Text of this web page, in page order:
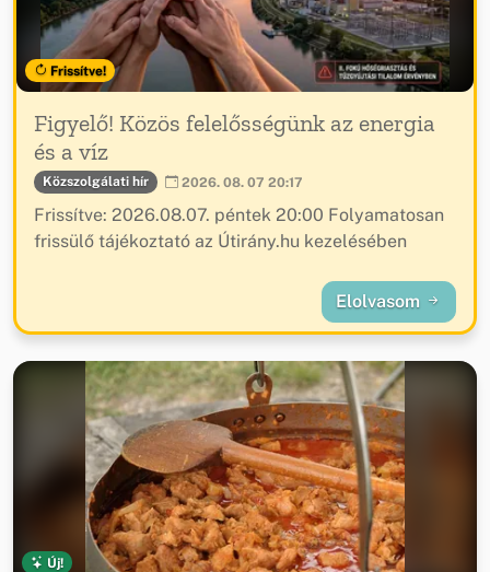
Frissítve!
Figyelő! Közös felelősségünk az energia
és a víz
Közszolgálati hír 2026. 08. 07 20:17
Frissítve: 2026.08.07. péntek 20:00 Folyamatosan
frissülő tájékoztató az Útirány.hu kezelésében
Elolvasom
Új!